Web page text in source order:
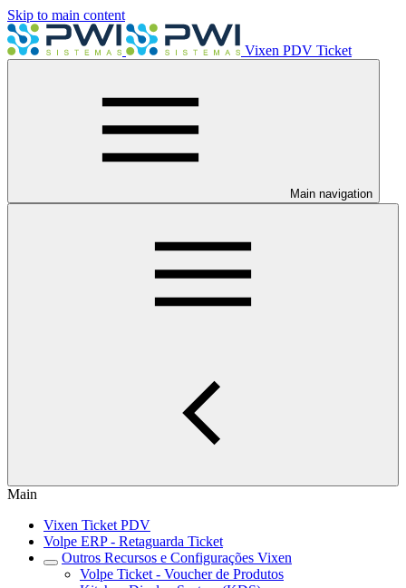
Skip to main content
Vixen PDV Ticket
Main navigation
Main
Vixen Ticket PDV
Volpe ERP - Retaguarda Ticket
Outros Recursos e Configurações Vixen
Volpe Ticket - Voucher de Produtos